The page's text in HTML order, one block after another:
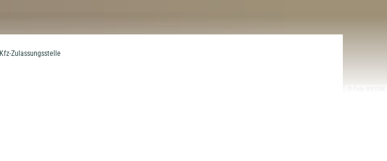
Kfz-Zulassungsstelle